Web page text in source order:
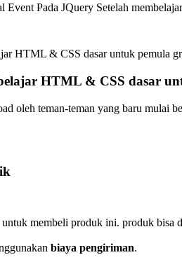
Event Pada JQuery Setelah
HTML & CSS dasar
oleh teman-teman yang baru mulai
membeli produk ini. produk bisa
biaya pengiriman.